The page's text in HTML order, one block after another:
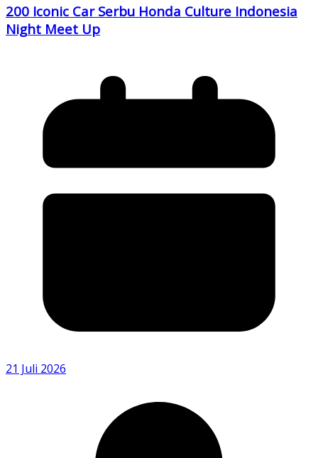
200 Iconic Car Serbu Honda Culture Indonesia
Night Meet Up
21 Juli 2026